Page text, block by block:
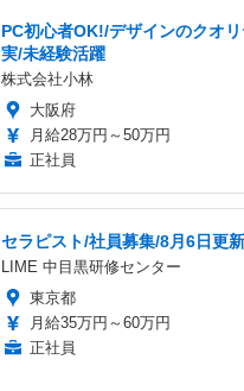
PC初心者OK!/デザインのクオ
実/未経験活躍
株式会社小林
大阪府
月給28万円～50万円
正社員
セラピスト/社員募集/8月6日更新
LIME 中目黒研修センター
東京都
月給35万円～60万円
正社員